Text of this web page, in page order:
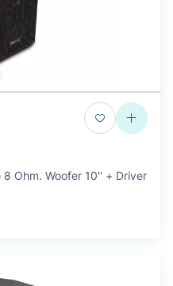
Ohm. Woofer 10'' + Driver